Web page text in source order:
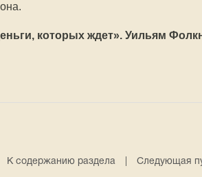
которых ждет». Уильям
К содержанию раздела Следующая